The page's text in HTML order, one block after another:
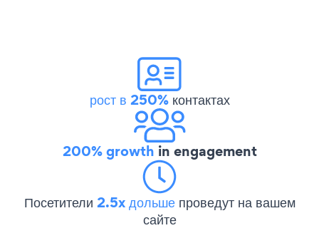
рост в 250%контактах
200% growth in engagement
Посетители 2.5x дольше проведут на вашем
сайте